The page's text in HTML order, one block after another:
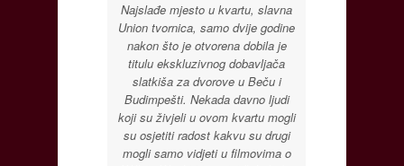
Najslađe mjesto u kvartu, slavna
Union tvornica, samo dvije godine
nakon što je otvorena dobila je
titulu ekskluzivnog dobavljača
slatkiša za dvorove u Beču i
Budimpešti. Nekada davno ljudi
koji su živjeli u ovom kvartu mogli
su osjetiti radost kakvu su drugi
mogli samo vidjeti u filmovima o